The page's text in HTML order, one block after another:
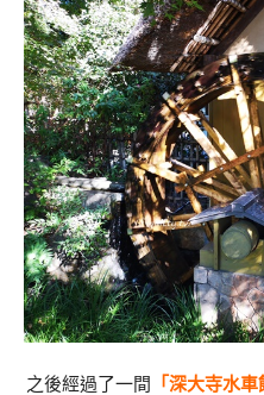
之後經過了一間 「深大寺水車